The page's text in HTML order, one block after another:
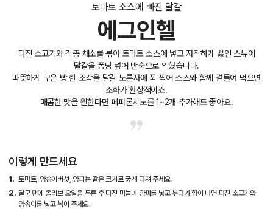
토마토 소스에 빠진 달걀
에그인헬
다진 소고기와 각종 채소를 볶아 토마토 소스에 넣고 자작하게 끓인 스튜에
달걀을 퐁당 넣어 반숙으로 익혔습니다.
따뜻하게 구운 빵 한 조각을 달걀 노른자에 푹 찍어 소스와 함께 곁들여 먹으면
조화가 환상적이죠.
매콤한 맛을 원한다면 페퍼론치노를 1~2개 추가해도 좋아요.
이렇게 만드세요
1. 토마토, 양송이버섯, 양파는 같은 크기로 굵게 다져 주세요.
2. 달군 팬에 올리브 오일을 두른 후 다진 마늘과 양파를 넣고 볶다가 향이 나면 다진 소고기와
양송이를 넣고 볶아 주세요.